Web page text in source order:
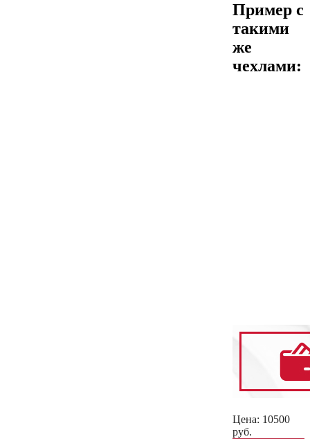
Пример с
такими
же
чехлами:
Цена: 10500
руб.